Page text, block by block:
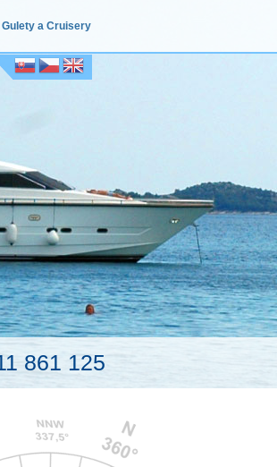
Gulety a Cruisery
861 125